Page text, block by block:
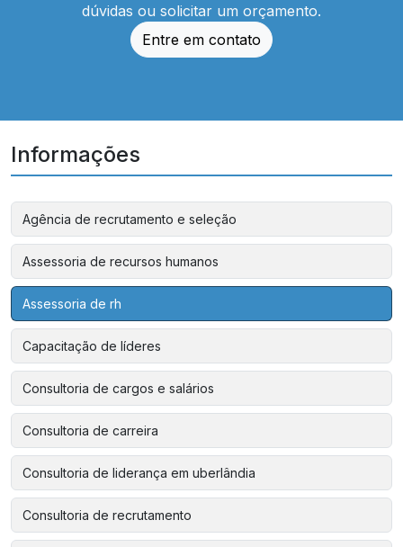
dúvidas ou solicitar um orçamento.
Entre em contato
Informações
Agência de recrutamento e seleção
Assessoria de recursos humanos
Assessoria de rh
Capacitação de líderes
Consultoria de cargos e salários
Consultoria de carreira
Consultoria de liderança em uberlândia
Consultoria de recrutamento